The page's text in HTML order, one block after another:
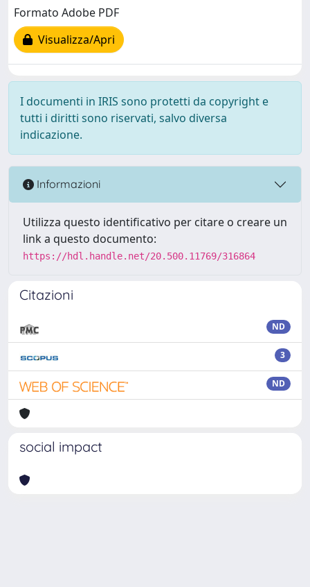
Formato Adobe PDF
Visualizza/Apri
I documenti in IRIS sono protetti da copyright e
tutti i diritti sono riservati, salvo diversa
indicazione.
Informazioni
Utilizza questo identificativo per citare o creare un
link a questo documento:
https://hdl.handle.net/20.500.11769/316864
Citazioni
ND
3
ND
social impact